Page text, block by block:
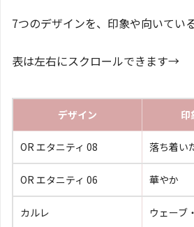
7つのデザインを、印象や向いてい
表は左右にスクロールできます→
デザイン 印
OR エタニティ 08 落ち着い
OR エタニティ 06 華やか
カルレ ウェーブ